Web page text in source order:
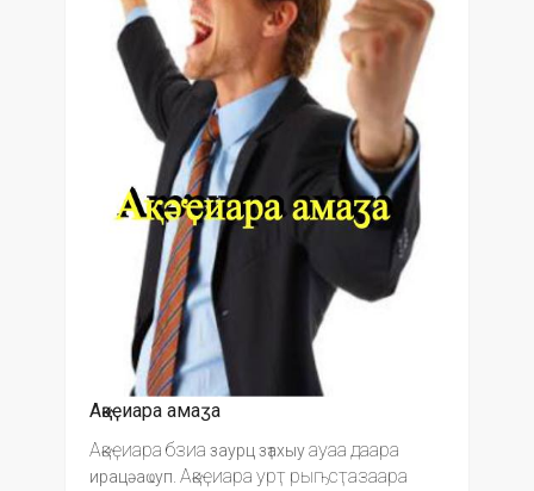
Ақәҿиара амаӡа
Ақәҿиара бзиа заурц зҭахыуауаа даара
ирацәаҩуп. Ақәҿиара урҭ рыҧсҭазаара